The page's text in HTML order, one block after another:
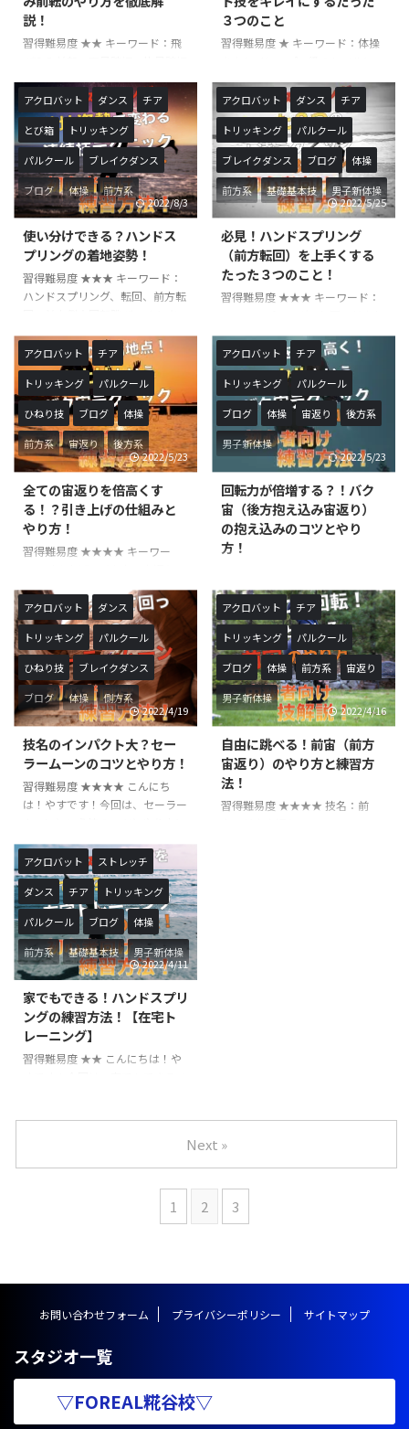
れることが多いです。 よりレベ
ルの高い技へ繋げる際は、ロンダ
ートに勢いがありスムーズに次の
どの派生技も多く存在し、正しい
軌道で習得しておくことでその先
さらに多くの技を習得することが
た、パルクールやトリッキングな
...
説！
習得難易度 ★★ キーワード：飛
こんにちは！やすです！今回は、
飛び込み前転の練習方法について
解説いたします！そこまでむづか
しい技ではないので、一気にマス
ターしちゃいましょう！ 飛び込
み前転は体操競技や男子新体操競
技で行われることが多い前方系の
技です。形は前転の延長ですが、
いと頭から刺さってしまったり、
大きな怪我につながる可能性もあ
る危険性のある技です。 体操競
技の中ではメインの技として行う
繋ぎとして行われることが多 ...
３つのこと
習得難易度 ★ キーワード：体操
全ての技に共通 こんにちは！や
すです！今回は、全ての技に共通
するアクロバット技をキレイにす
るポイントを３つに分けて解説い
たします！技をキレイにしたり、
軸のとれた技をできるようになり
たい方は必見です。 体操競技は
技の難易度や完成度によって演技
そのため、技を実施している際の
足先や膝の曲がり方などにとても
気を遣って練習しています。技に
よっては、膝が曲がってしまうこ
もあります。 また、技自体を ...
アクロバット ダンス チア
とび箱 トリッキング
パルクール ブレイクダンス
ブログ 体操 前方系
基礎基本技 男子新体操
2022/8/3
使い分けできる？ハンドス
プリングの着地姿勢！
習得難易度 ★★★ キーワード：
ハンドスプリング、転回、前方転
は！やすです！今回は、ハンドス
プリングの着地姿勢について解説
して行きます！着地の姿勢によっ
て用途を使い分けられるのででき
るようにしておく事でハンドスプ
リングの汎用性が高くなります！
ハンドスプリングは、体操競技や
チアなどで行われることの多い前
方転回や転回と呼ばれることもあ
ります。 ハンドスプリングは、
回転力を出すと共に両腕で押し返
すパワーが必要になります。今回
アクロバット ダンス チア
トリッキング パルクール
ブレイクダンス ブログ 体操
前方系 基礎基本技
男子新体操
2022/5/25
必見！ハンドスプリング
（前方転回）を上手くする
たった３つのこと！
習得難易度 ★★★ キーワード：
回、前方倒立回転とび こんにち
は！やすです！今回は、ハンドス
プリング（前方転回）を上手くす
るためのポイントを３つに分けて
ご紹介いたします！練習中でなか
なか上手くいかない場合などに参
考にしてみてください！ ハンド
スプリングは、体操競技やチアな
技です。競技によっては前方転回
や転回と呼ばれることもありま
す。 ハンドスプリングは、回転
力を出すと共に両腕で押し返すパ
ハンドスプリングを練習する上で
...
アクロバット チア
トリッキング パルクール
ひねり技 ブログ 体操
前方系 宙返り 後方系
男子新体操
2022/5/23
全ての宙返りを倍高くす
る！？引き上げの仕組みと
やり方！
習得難易度 ★★★★ キーワー
後方系、前方系、側方系 こんに
ちは！やすです！今回は、バク宙
のような宙返り技で高さを出すた
めに必須のスキルである『引き上
げ』というテクニックを解説いた
します。引き上げは後方系や前方
系、側方系全てに共通するテクニ
ックなのでテクニックなので、し
ょう！ バク宙は体操競技やチア
リーディングパルクールなどで行
われる後方系の技です。後方に一
回転する技なので、『後方宙返
トやバク転から繋げる方法や、直
立 ...
アクロバット チア
トリッキング パルクール
ブログ 体操 宙返り 後方系
男子新体操
2022/5/23
回転力が倍増する？！バク
宙（後方抱え込み宙返り）
の抱え込みのコツとやり
方！
ク宙、後方宙返り、後方抱え込み
宙返り こんにちは！やすです！
今回は、バク宙（後方抱え込み宙
返り）の抱え込みについて解説し
ていきます！バク宙で高さを出し
て回転力をかけるためには必要不
可欠な要素なので抱え込みで悩ん
でいる方は参考にしてみてくださ
い！ バク宙は体操競技やチアリ
ーディングパルクールなどで行わ
れる後方系の技です。後方に一回
転する技なので、『後方宙返り』
と呼ばれています。ロンダートや
アクロバット ダンス
トリッキング パルクール
ひねり技 ブレイクダンス
ブログ 体操 側方系
男子新体操
2022/4/19
技名のインパクト大？セー
ラームーンのコツとやり方！
習得難易度 ★★★★ こんにち
は！やすです！今回は、セーラー
ついて解説致します！個性的な名
前の技ですが、技自体はとてもキ
レのある技です！ セーラームー
ンは、主にパルクールやトリッキ
ングで行われています。技として
は、バタフライや側転、タッチダ
ウンライズに近いような回転で行
われます。技の種類で言うと、側
す。主に、次の技へ繋げたり助走
のような利用方法として行われる
ことが多い技です。体操競技の中
では行われることは少ない技なの
アクロバット チア
トリッキング パルクール
ブログ 体操 前方系 宙返り
男子新体操
2022/4/16
自由に跳べる！前宙（前方
宙返り）のやり方と練習方
法！
習得難易度 ★★★★ 技名：前
アクロバット ストレッチ
ダンス チア トリッキング
パルクール ブログ 体操
前方系 基礎基本技
男子新体操
2022/4/11
家でもできる！ハンドスプリ
ングの練習方法！【在宅ト
レーニング】
習得難易度 ★★ こんにちは！や
ひ参考にしてみてください！ 本
記事は、家の中でもできるハンド
スプリングの練習方法をご紹介す
る記事となっています。１日でも
グの完成系の動画です。
h?v= ...
1 2 3
Next »
お問い合わせフォーム プライバシーポリシー サイトマップ
スタジオ一覧
▽FOREAL糀谷校▽